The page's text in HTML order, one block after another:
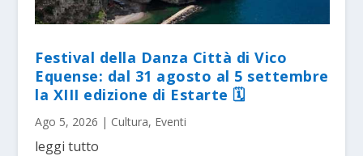
Festival della Danza Città di Vico
Equense: dal 31 agosto al 5 settembre
la XIII edizione di Estarte 🗓
Ago 5, 2026 | Cultura, Eventi
leggi tutto